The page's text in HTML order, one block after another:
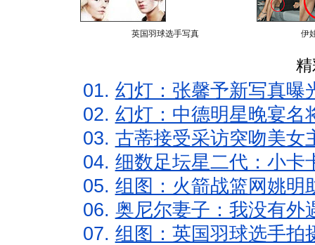
英国羽球选手写真 伊
01. 幻灯：张馨予新写真曝
02. 幻灯：中德明星晚宴名
03. 古蒂接受采访突吻美女
04. 细数足坛星二代：小卡
05. 组图：火箭战篮网姚明
06. 奥尼尔妻子：我没有外
07. 组图：英国羽球选手拍